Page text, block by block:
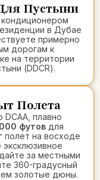
Пустыни
в Дубае
примерно
дорогам к
на территории
(DDCR).
Полета
плавно
футовдля
полет на восходе
за местными
360-градусный
золотые дюны.